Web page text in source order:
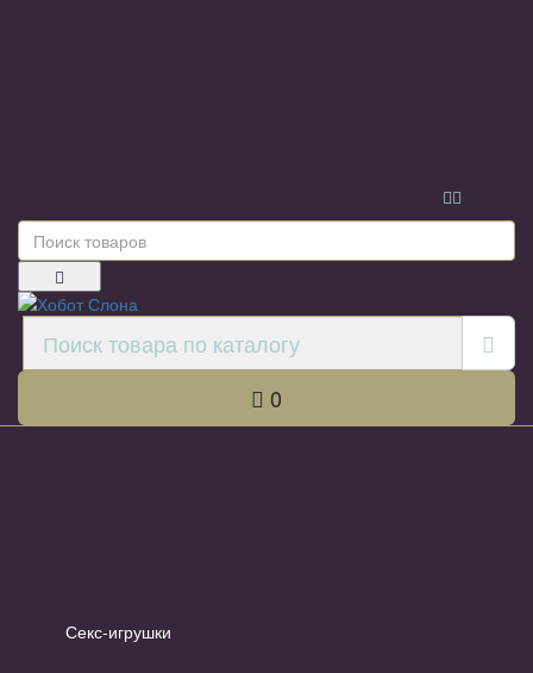
0
Секс-игрушки